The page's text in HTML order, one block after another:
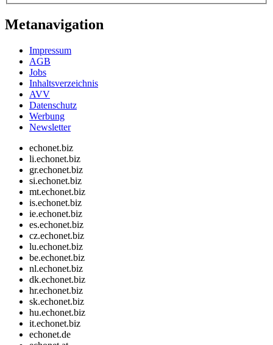
Metanavigation
Impressum
AGB
Jobs
Inhaltsverzeichnis
AVV
Datenschutz
Werbung
Newsletter
echonet.biz
li.echonet.biz
gr.echonet.biz
si.echonet.biz
mt.echonet.biz
is.echonet.biz
ie.echonet.biz
es.echonet.biz
cz.echonet.biz
lu.echonet.biz
be.echonet.biz
nl.echonet.biz
dk.echonet.biz
hr.echonet.biz
sk.echonet.biz
hu.echonet.biz
it.echonet.biz
echonet.de